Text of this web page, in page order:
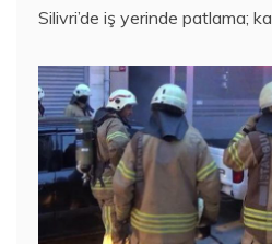
Silivri’de iş yerinde patlama;